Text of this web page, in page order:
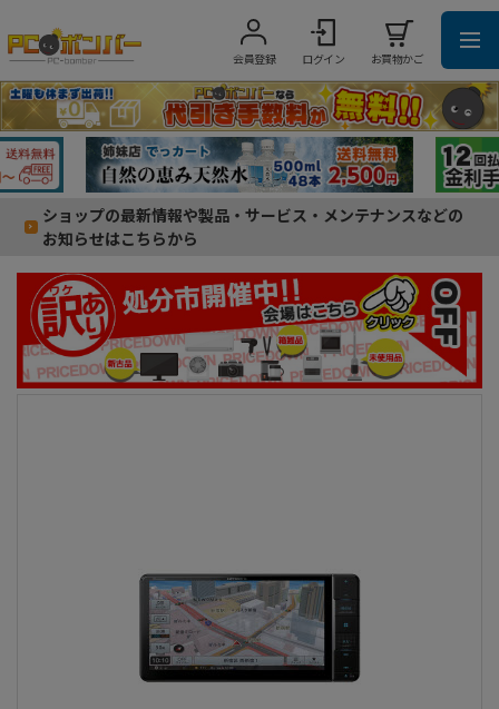
会員登録 ログイン お買物かご
ショップの最新情報や製品・サービス・メンテナンスなどの
お知らせはこちらから